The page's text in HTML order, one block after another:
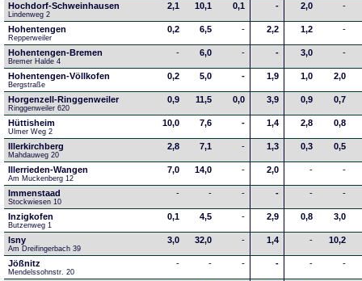
Hochdorf-Schweinhausen
Lindenweg 2
2,1 10,1 0,1 - 2,0 -
Hohentengen
Repperweiler
0,2 6,5 - 2,2 1,2 -
Hohentengen-Bremen
Bremer Halde 4
- 6,0 - - 3,0 -
Hohentengen-Völlkofen
Bergstraße
0,2 5,0 - 1,9 1,0 2,0
Horgenzell-Ringgenweiler
Ringgenweiler 620
0,9 11,5 0,0 3,9 0,9 0,7
Hüttisheim
Ulmer Weg 2
10,0 7,6 - 1,4 2,8 0,8
Illerkirchberg
Mahdauweg 20
2,8 7,1 - 1,3 0,3 0,5
Illerrieden-Wangen
Am Muckenberg 12
7,0 14,0 - 2,0 - -
Immenstaad
Stockwiesen 10
- - - - - -
Inzigkofen
Butzenweg 1
0,1 4,5 - 2,9 0,8 3,0
Isny
Am Dreifingerbach 39
3,0 32,0 - 1,4 - 10,2
Jößnitz
Mendelssohnstr. 20
- - - - - -